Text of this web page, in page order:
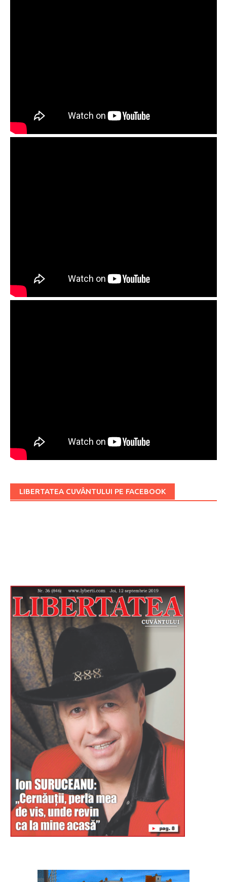
LIBERTATEA CUVÂNTULUI PE FACEBOOK